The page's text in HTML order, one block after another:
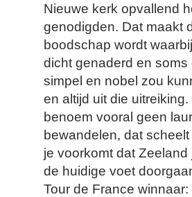
Nieuwe kerk opvallend
genodigden. Dat maakt
boodschap wordt
dicht genaderd en
simpel en nobel zou
en altijd uit die
benoem vooral geen
bewandelen, dat
je voorkomt dat
de huidige voet
Tour de France